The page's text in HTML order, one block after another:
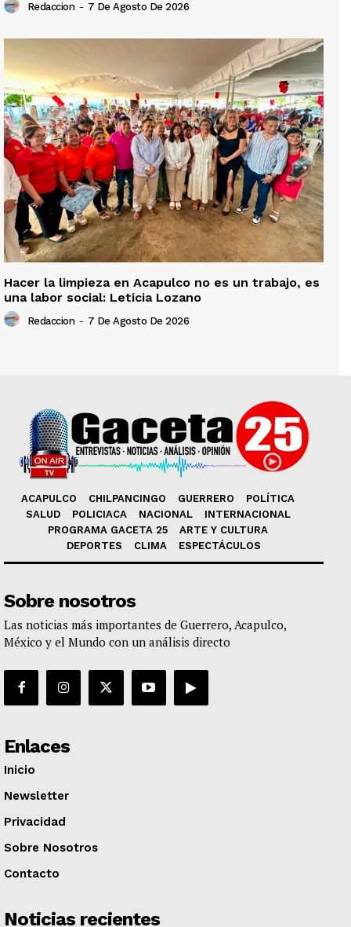
Redaccion - 7 De Agosto De 2026
Hacer la limpieza en Acapulco no es un trabajo, es
una labor social: Leticia Lozano
Redaccion - 7 De Agosto De 2026
ACAPULCO CHILPANCINGO GUERRERO
POLÍTICA
SALUD
POLICIACA NACIONAL
INTERNACIONAL
PROGRAMA GACETA 25
ARTE Y CULTURA
DEPORTES
CLIMA ESPECTÁCULOS
Sobre nosotros
Las noticias más importantes de Guerrero, Acapulco,
México y el Mundo con un análisis directo
Enlaces
Inicio
Newsletter
Privacidad
Sobre Nosotros
Contacto
Noticias recientes